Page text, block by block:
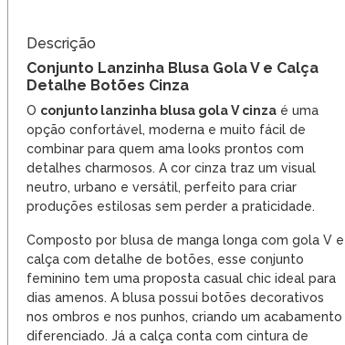
Descrição
Conjunto Lanzinha Blusa Gola V e Calça
Detalhe Botões Cinza
O conjunto lanzinha blusa gola V cinza é uma
opção confortável, moderna e muito fácil de
combinar para quem ama looks prontos com
detalhes charmosos. A cor cinza traz um visual
neutro, urbano e versátil, perfeito para criar
produções estilosas sem perder a praticidade.
Composto por blusa de manga longa com gola V e
calça com detalhe de botões, esse conjunto
feminino tem uma proposta casual chic ideal para
dias amenos. A blusa possui botões decorativos
nos ombros e nos punhos, criando um acabamento
diferenciado. Já a calça conta com cintura de